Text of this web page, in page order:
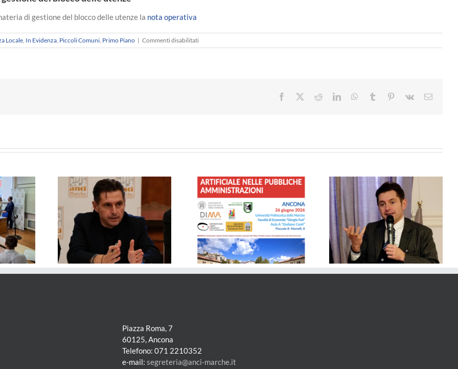
di gestione del blocco delle utenze la nota operativa
Locale, In Evidenza, Piccoli Comuni, Primo Piano | Commenti disabilitatisu
Siatel
blocco
Facebook RedditLinkedInWhatsApp
Tumblr Pinterest
Vk Email
– Solidali col
le dimissioni
sempre una
per tutti
FORMAZIONE – Governare
l’Intelligenza Artificiale nelle
Pubbliche Amministrazioni
Solidarietà al Comune di Porto
Sant’Epidio per il tragico crollo
SICUREZZA – Dalla Regione
Marche 1,2 Milioni di euro ai
Comuni per Videosorveglianza
e Controllo del Territorio
Piazza Roma, 7
60125, Ancona
Telefono: 071 2210352
e-mail: segreteria@anci-marche.it